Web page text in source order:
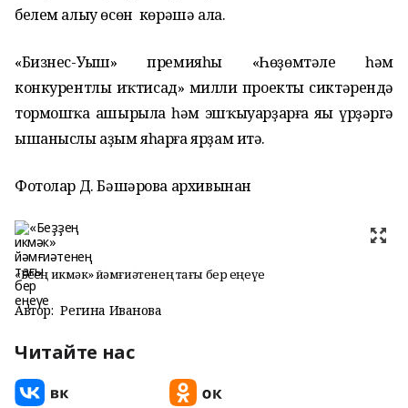
белем алыу өсөн көрәшә ала.
«Бизнес-Уңыш» премияһы «Һөҙөмтәле һәм
конкурентлы иҡтисад» милли проекты сиктәрендә
тормошҡа ашырыла һәм эшҡыуарҙарға яңы үрҙәргә
ышаныслы аҙым яһарға ярҙам итә.
Фотолар Д. Бәшәрова архивынан
«Беҙҙең икмәк» йәмғиәтенең тағы бер еңеүе
Автор: Регина Иванова
Читайте нас